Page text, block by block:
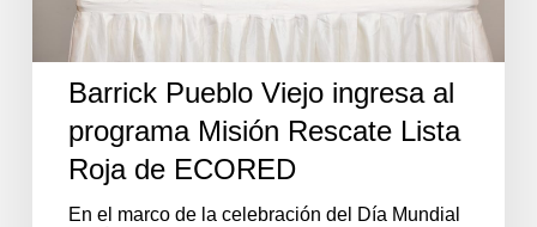
ECORED
Barrick Pueblo Viejo ingresa al
programa Misión Rescate Lista
Roja de ECORED
En el marco de la celebración del Día Mundial